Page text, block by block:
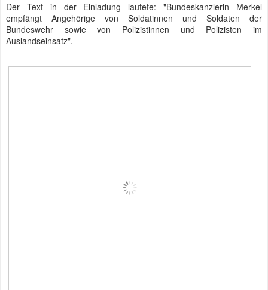
Der Text in der Einladung lautete: "Bundeskanzlerin Merkel
empfängt Angehörige von Soldatinnen und Soldaten der
Bundeswehr sowie von Polizistinnen und Polizisten im
Auslandseinsatz".